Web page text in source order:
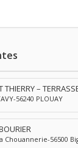
THIERRY –
56240 PLOUAY
Chouannerie-56500